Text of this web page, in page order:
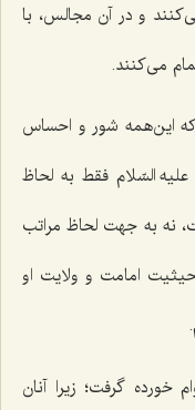
و در آن مجالس، با
می‌کنند.
این‌همه شور و احساس
السّلام فقط به لحاظ
نه به جهت لحاظ مراتب
امامت و ولایت او
خورده گرفت؛ زیرا آنان